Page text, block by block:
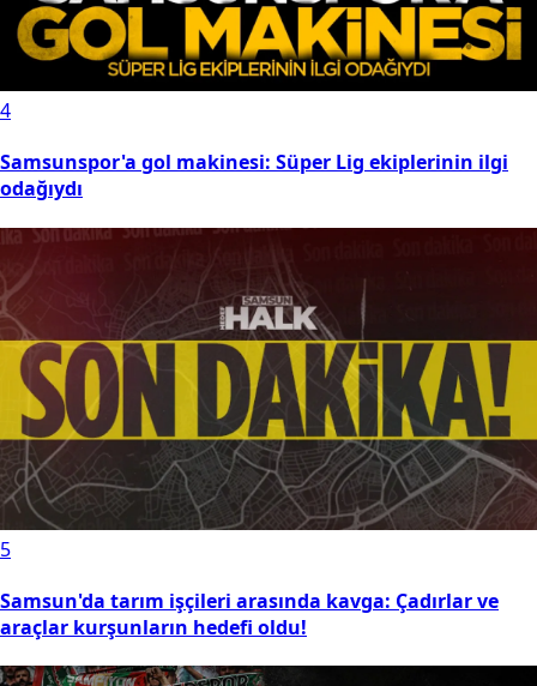
4
Samsunspor'a gol makinesi: Süper Lig ekiplerinin ilgi
odağıydı
5
Samsun'da tarım işçileri arasında kavga: Çadırlar ve
araçlar kurşunların hedefi oldu!